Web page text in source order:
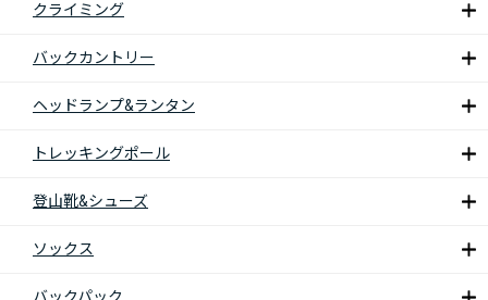
クライミング
バックカントリー
ヘッドランプ&ランタン
トレッキングポール
登山靴&シューズ
ソックス